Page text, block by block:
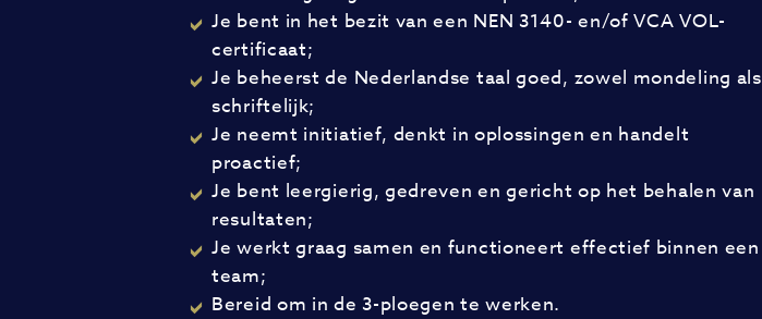
Je bent in het bezit van een NEN 3140- en/of VCA VOL-
certificaat;
Je beheerst de Nederlandse taal goed, zowel mondeling als
schriftelijk;
Je neemt initiatief, denkt in oplossingen en handelt
proactief;
Je bent leergierig, gedreven en gericht op het behalen van
resultaten;
Je werkt graag samen en functioneert effectief binnen een
team;
Bereid om in de 3-ploegen te werken.